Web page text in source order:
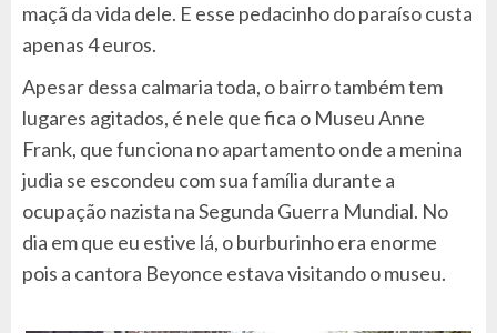
maçã da vida dele. E esse pedacinho do paraíso custa
apenas 4 euros.
Apesar dessa calmaria toda, o bairro também tem
lugares agitados, é nele que fica o Museu Anne
Frank, que funciona no apartamento onde a menina
judia se escondeu com sua família durante a
ocupação nazista na Segunda Guerra Mundial. No
dia em que eu estive lá, o burburinho era enorme
pois a cantora Beyonce estava visitando o museu.